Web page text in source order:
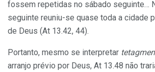
fossem repetidas no sábado seguinte…
seguinte reuniu-se quase toda a cidade
de Deus (At 13.42, 44).
Portanto, mesmo se interpretar
arranjo prévio por Deus, At 13.48 não